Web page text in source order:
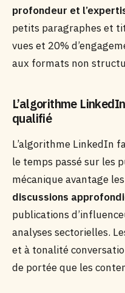
profondeur et
petits paragraphes et
vues et 20%
aux formats non
L’algorithme
qualifié
L’algorithme LinkedIn
le temps passé sur les
mécanique avantage
discussions
publications
analyses sectorielles.
et à tonalité
de portée que les